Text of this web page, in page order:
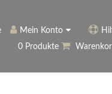
Mein Konto
Anmelden
0 Produkte